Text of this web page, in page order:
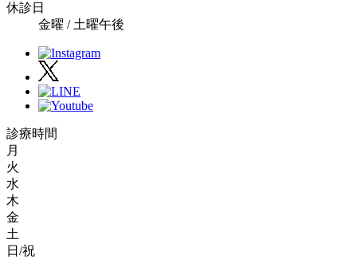
休診日
金曜 / 土曜午後
診療時間
月
火
水
木
金
土
日/祝